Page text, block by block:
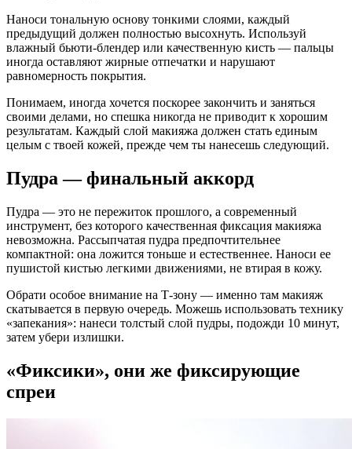
Наноси тональную основу тонкими слоями, каждый
предыдущий должен полностью высохнуть. Используй
влажный бьюти-блендер или качественную кисть — пальцы
иногда оставляют жирные отпечатки и нарушают
равномерность покрытия.
Понимаем, иногда хочется поскорее закончить и заняться
своими делами, но спешка никогда не приводит к хорошим
результатам. Каждый слой макияжа должен стать единым
целым с твоей кожей, прежде чем ты нанесешь следующий.
Пудра — финальный аккорд
Пудра — это не пережиток прошлого, а современный
инструмент, без которого качественная фиксация макияжа
невозможна. Рассыпчатая пудра предпочтительнее
компактной: она ложится тоньше и естественнее. Наноси ее
пушистой кистью легкими движениями, не втирая в кожу.
Обрати особое внимание на Т-зону — именно там макияж
скатывается в первую очередь. Можешь использовать технику
«запекания»: нанеси толстый слой пудры, подожди 10 минут,
затем убери излишки.
«Фиксики», они же фиксирующие
спреи